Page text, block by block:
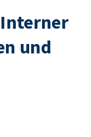
und